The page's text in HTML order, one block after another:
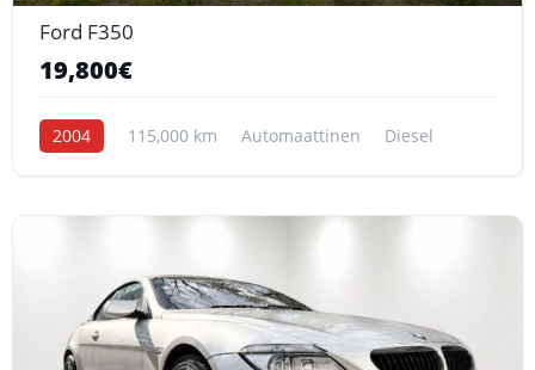
Ford F350
19,800€
2004 115,000 km Automaattinen Diesel